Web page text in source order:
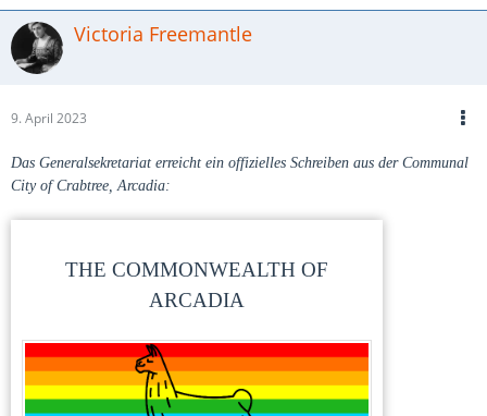
Victoria Freemantle
9. April 2023
Das Generalsekretariat erreicht ein offizielles Schreiben aus der Communal
City of Crabtree, Arcadia:
THE COMMONWEALTH OF
ARCADIA